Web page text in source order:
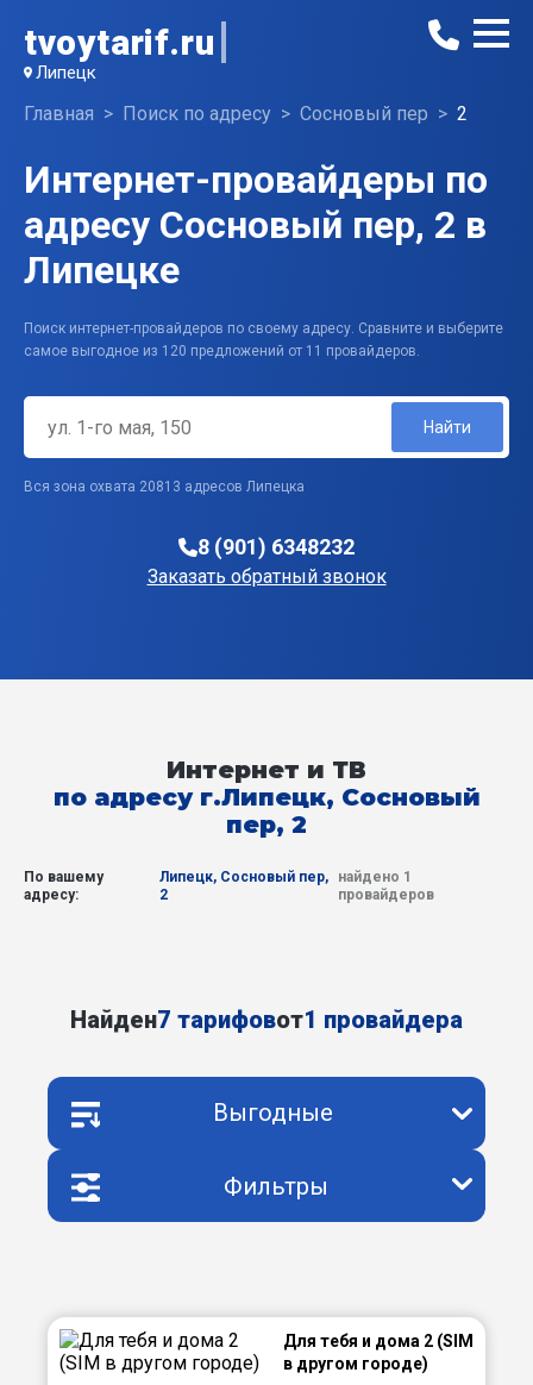
tvoytarif.ru
Липецк
Главная Поиск по адресу Сосновый пер 2
Интернет-провайдеры по
адресу Сосновый пер, 2 в
Липецке
Поиск интернет-провайдеров по своему адресу. Сравните и выберите
самое выгодное из 120 предложений от 11 провайдеров.
Найти
Вся зона охвата 20813 адресов Липецка
8 (901) 6348232
Заказать обратный звонок
Интернет и ТВ
по адресу г.Липецк, Сосновый
пер, 2
По вашему
адресу:
Липецк, Сосновый пер,
2
найдено 1
провайдеров
Найден7 тарифовот1 провайдера
Выгодные
Фильтры
Для тебя и дома 2 (SIM
в другом городе)